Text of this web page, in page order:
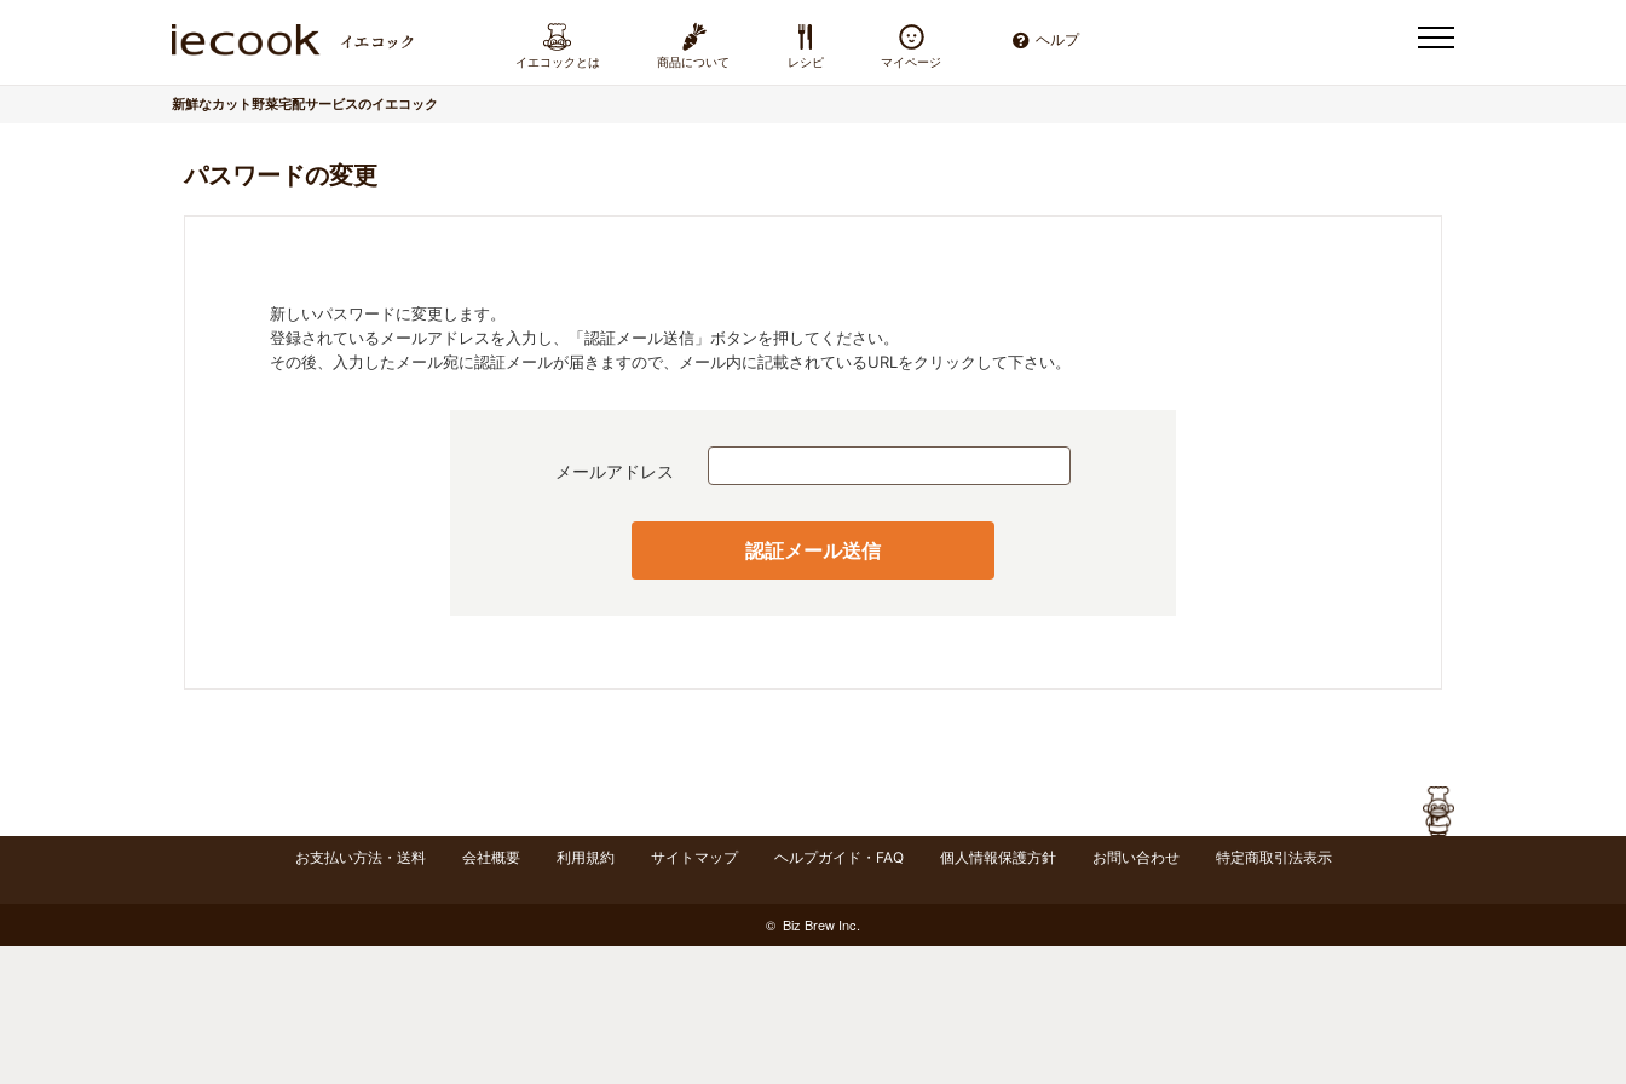
ヘルプ
イエコックとは 商品について レシピ マイページ
新鮮なカット野菜宅配サービスのイエコック
パスワードの変更
新しいパスワードに変更します。
登録されているメールアドレスを入力し、「認証メール送信」ボタンを押してください。
その後、入力したメール宛に認証メールが届きますので、メール内に記載されているURLをクリックして下さい。
メールアドレス
認証メール送信
お支払い方法・送料 会社概要 利用規約 サイトマップ ヘルプガイド・FAQ 個人情報保護方針 お問い合わせ 特定商取引法表示
© Biz Brew Inc.